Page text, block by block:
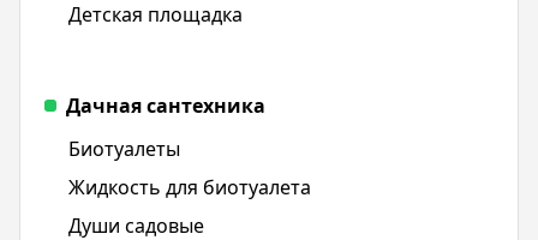
Детская площадка
Дачная сантехника
Биотуалеты
Жидкость для биотуалета
Души садовые